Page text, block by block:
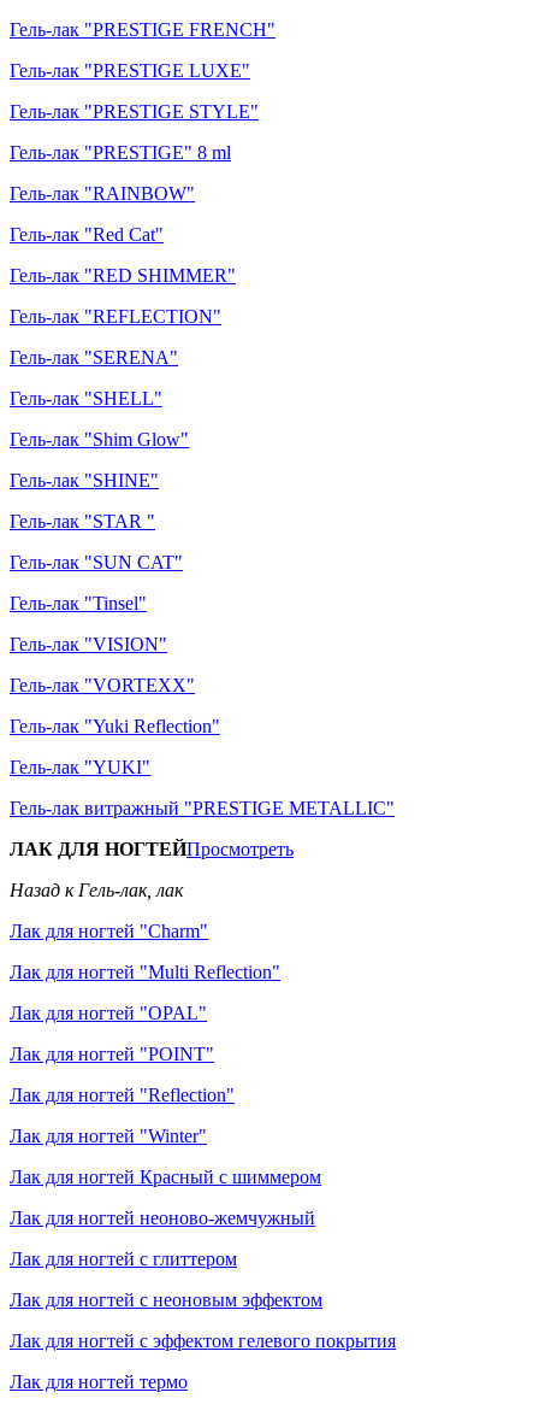
Гель-лак "PRESTIGE FRENCH"
Гель-лак "PRESTIGE LUXE"
Гель-лак "PRESTIGE STYLE"
Гель-лак "PRESTIGE" 8 ml
Гель-лак "RAINBOW"
Гель-лак "Red Cat"
Гель-лак "RED SHIMMER"
Гель-лак "REFLECTION"
Гель-лак "SERENA"
Гель-лак "SHELL"
Гель-лак "Shim Glow"
Гель-лак "SHINE"
Гель-лак "STAR "
Гель-лак "SUN CAT"
Гель-лак "Tinsel"
Гель-лак "VISION"
Гель-лак "VORTEXX"
Гель-лак "Yuki Reflection"
Гель-лак "YUKI"
Гель-лак витражный "PRESTIGE METALLIC"
ЛАК ДЛЯ НОГТЕЙПросмотреть
Назад к Гель-лак, лак
Лак для ногтей "Charm"
Лак для ногтей "Multi Reflection"
Лак для ногтей "OPAL"
Лак для ногтей "POINT"
Лак для ногтей "Reflection"
Лак для ногтей "Winter"
Лак для ногтей Красный с шиммером
Лак для ногтей неоново-жемчужный
Лак для ногтей с глиттером
Лак для ногтей с неоновым эффектом
Лак для ногтей с эффектом гелевого покрытия
Лак для ногтей термо